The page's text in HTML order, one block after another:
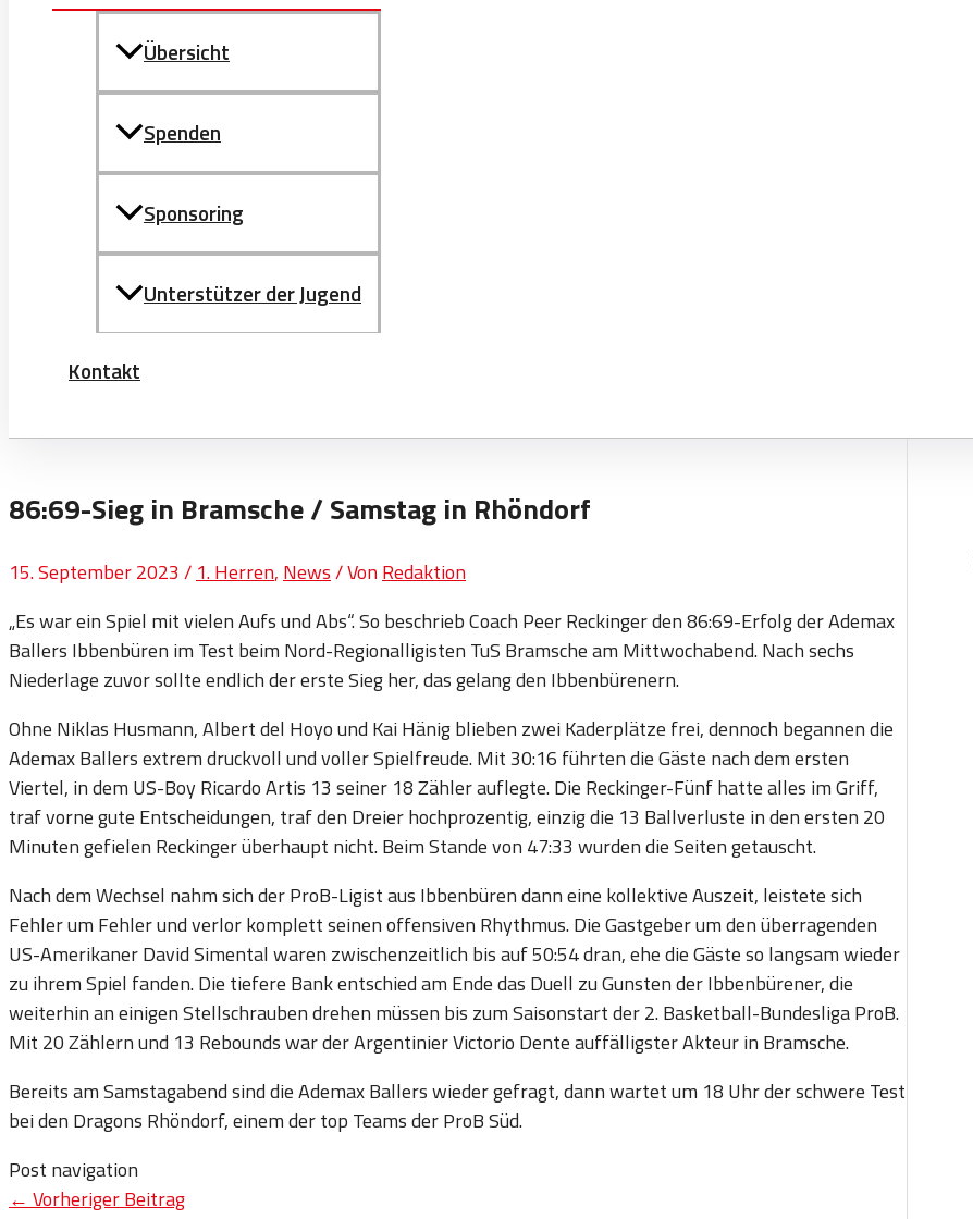
Übersicht
Spenden
Sponsoring
Unterstützer der Jugend
Kontakt
86:69-Sieg in Bramsche / Samstag in Rhöndorf
15. September 2023 / 1. Herren, News/ VonRedaktion
„Es war ein Spiel mit vielen Aufs und Abs“. So beschrieb Coach Peer Reckinger den 86:69-Erfolg der Ademax
Ballers Ibbenbüren im Test beim Nord-Regionalligisten TuS Bramsche am Mittwochabend. Nach sechs
Niederlage zuvor sollte endlich der erste Sieg her, das gelang den Ibbenbürenern.
Ohne Niklas Husmann, Albert del Hoyo und Kai Hänig blieben zwei Kaderplätze frei, dennoch begannen die
Ademax Ballers extrem druckvoll und voller Spielfreude. Mit 30:16 führten die Gäste nach dem ersten
Viertel, in dem US-Boy Ricardo Artis 13 seiner 18 Zähler auflegte. Die Reckinger-Fünf hatte alles im Griff,
traf vorne gute Entscheidungen, traf den Dreier hochprozentig, einzig die 13 Ballverluste in den ersten 20
Minuten gefielen Reckinger überhaupt nicht. Beim Stande von 47:33 wurden die Seiten getauscht.
Nach dem Wechsel nahm sich der ProB-Ligist aus Ibbenbüren dann eine kollektive Auszeit, leistete sich
Fehler um Fehler und verlor komplett seinen offensiven Rhythmus. Die Gastgeber um den überragenden
US-Amerikaner David Simental waren zwischenzeitlich bis auf 50:54 dran, ehe die Gäste so langsam wieder
zu ihrem Spiel fanden. Die tiefere Bank entschied am Ende das Duell zu Gunsten der Ibbenbürener, die
weiterhin an einigen Stellschrauben drehen müssen bis zum Saisonstart der 2. Basketball-Bundesliga ProB.
Mit 20 Zählern und 13 Rebounds war der Argentinier Victorio Dente auffälligster Akteur in Bramsche.
Bereits am Samstagabend sind die Ademax Ballers wieder gefragt, dann wartet um 18 Uhr der schwere Test
bei den Dragons Rhöndorf, einem der top Teams der ProB Süd.
Post navigation
← Vorheriger Beitrag